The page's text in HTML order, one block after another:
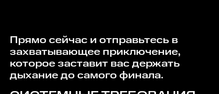
Прямо сейчас и отправьтесь в
захватывающее приключение,
которое заставит вас держать
дыхание до самого финала.